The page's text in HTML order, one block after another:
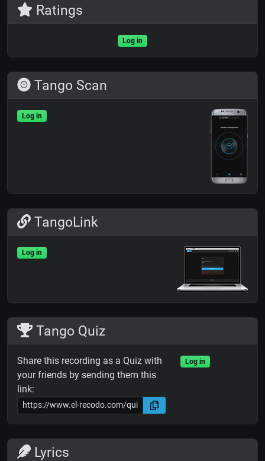
Ratings
Log in
Tango Scan
Log in
TangoLink
Log in
Tango Quiz
Share this recording as a Quiz with
your friends by sending them this
link:
Log in
Lyrics